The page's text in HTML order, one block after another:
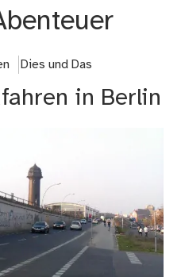
Dies und Das
in Berlin